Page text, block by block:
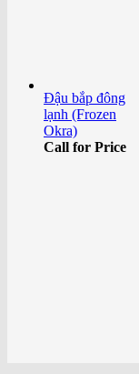
Đậu bắp đông
lạnh (Frozen
Okra)
Call for Price